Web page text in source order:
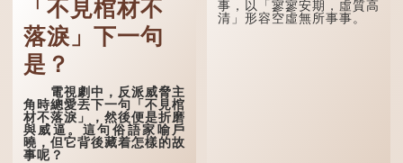
遇到一位呂姓道士，兩人暢
談甚歡。
言談間，盧姓書生感慨
自己雖貴為讀書人，但一直
未能考取功名，仍然貧困，
感到十分落泊。於是，道士
拿出一個青瓷枕頭，讓...
「不見棺材不
落淚」下一句
是？
電視劇中，反派威脅主
角時總愛丟下一句「不見棺
材不落淚」，然後便是折磨
與威逼。這句俗語家喻戶
曉，但它背後藏着怎樣的故
事呢？
事，以「寥寥安期，虛質高
清」形容空虛無所事事。